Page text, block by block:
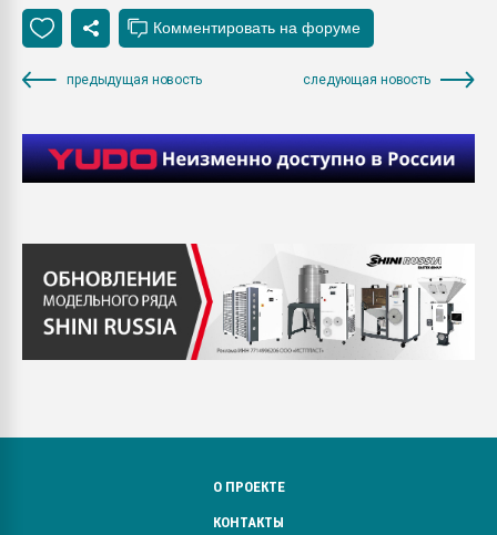
предыдущая новость следующая новость
О ПРОЕКТЕ
КОНТАКТЫ